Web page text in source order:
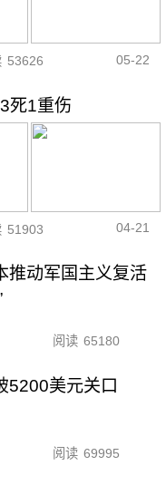
53626 05-22
死1重伤
51903 04-21
推动军国主义复活
阅读 65180
5200美元关口
阅读 69995